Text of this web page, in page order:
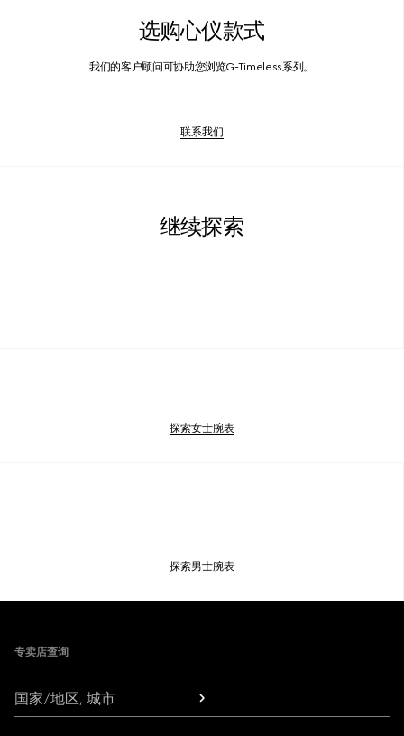
选购心仪款式
我们的客户顾问可协助您浏览G-Timeless系列。
联系我们
继续探索
探索女士腕表
探索男士腕表
Footer
专卖店查询
国家/地区, 城市